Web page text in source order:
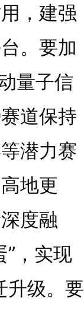
，建强
。要加
量子信
道保持
潜力赛
地更
度融
”，实现
升级。要